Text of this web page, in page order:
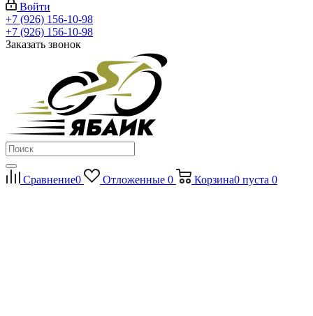
Войти
+7 (926) 156-10-98
+7 (926) 156-10-98
Заказать звонок
Сравнение0 Отложенные 0 Корзина0 пуста 0